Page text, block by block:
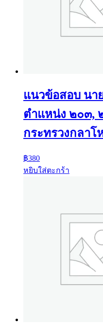
แนวข้อสอบ นา
ตำแหน่ง ๒๐๓,
กระทรวงกลาโ
฿380
หยิบใส่ตะกร้า